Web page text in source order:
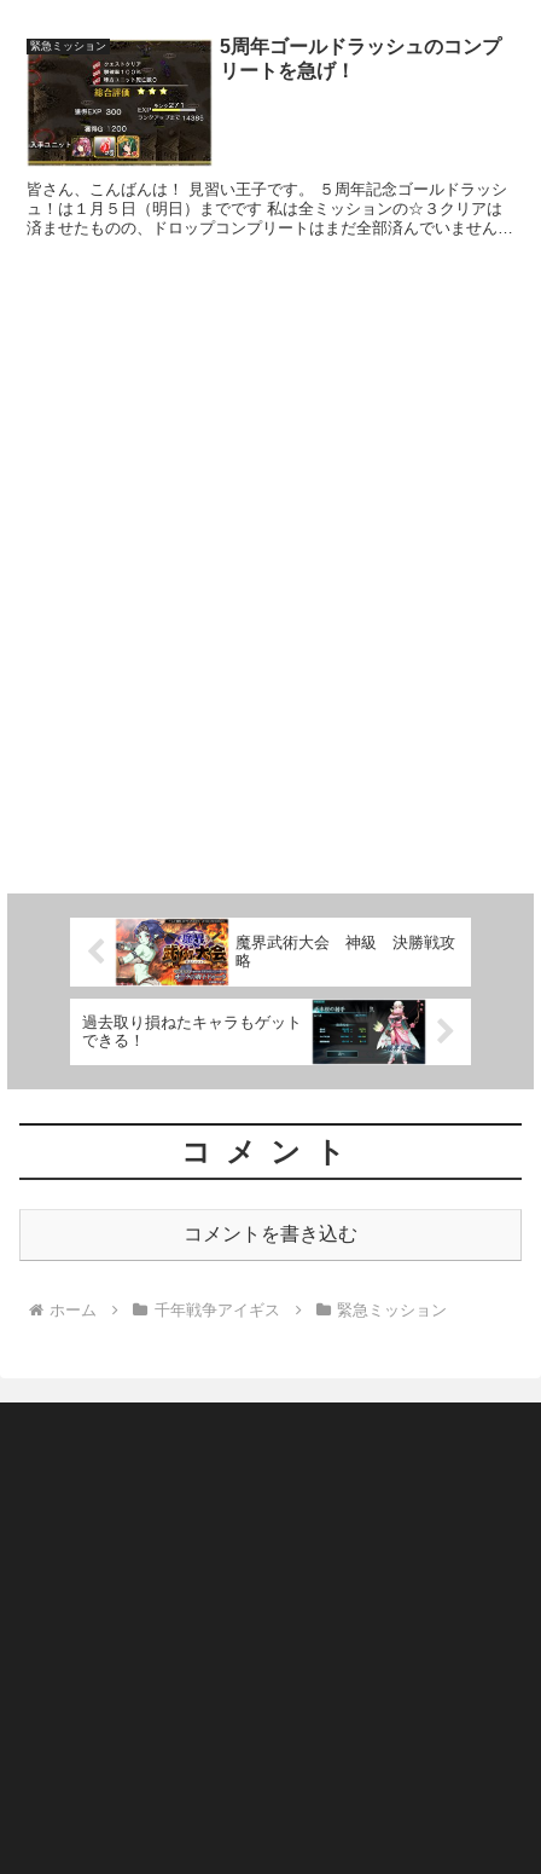
緊急ミッション
5周年ゴールドラッシュのコンプ
リートを急げ！
皆さん、こんばんは！ 見習い王子です。 ５周年記念ゴールドラッシ
ュ！は１月５日（明日）までです 私は全ミッションの☆３クリアは
済ませたものの、ドロップコンプリートはまだ全部済んでいません
魔界武術大会 神級 決勝戦攻
略
過去取り損ねたキャラもゲット
できる！
コメント
コメントを書き込む
ホーム 千年戦争アイギス 緊急ミッション